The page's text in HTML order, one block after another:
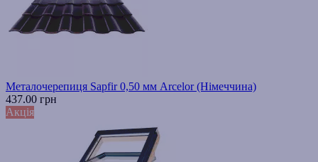
Металочерепиця Sapfir 0,50 мм Arcelor (Німеччина)
437.00 грн
Акція